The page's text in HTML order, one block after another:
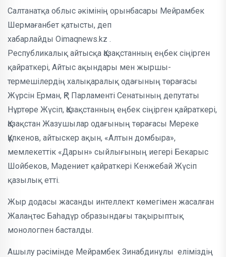
Салтанатқа облыс әкімінің орынбасары Мейрамбек
Шермағанбет қатысты, деп
хабарлайды Oimaqnews.kz .
Республикалық айтысқа Қазақстанның еңбек сіңірген
қайраткері, Айтыс ақындары мен жыршы-
термешілердің халықаралық одағының төрағасы
Жүрсін Ерман, ҚР Парламенті Сенатының депутаты
Нұртөре Жүсіп, Қазақстанның еңбек сіңірген қайраткері,
Қазақстан Жазушылар одағының төрағасы Мереке
Құлкенов, айтыскер ақын, «Алтын домбыра»,
мемлекеттік «Дарын» сыйлығының иегері Бекарыс
Шойбеков, Мәдениет қайраткері Кенжебай Жүсіп
қазылық етті.
Жыр додасы жасанды интеллект көмегімен жасалған
Жалаңтөс Баһадүр образындағы тақырыптық
монологпен басталды.
Ашылу рәсімінде Мейрамбек Зинабдинұлы еліміздің